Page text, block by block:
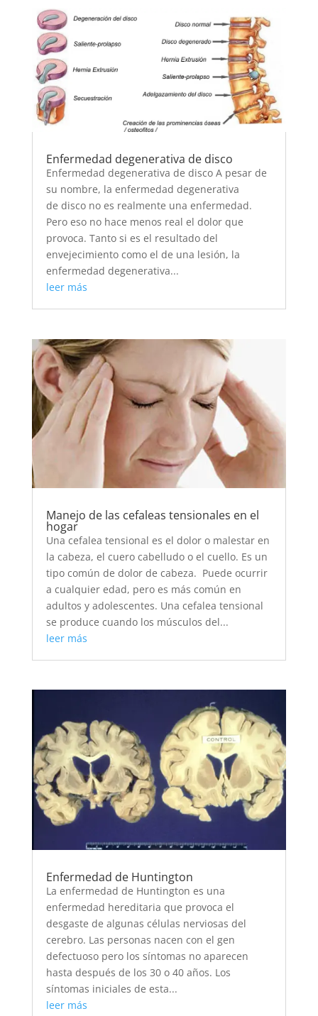
Enfermedad degenerativa de disco
Enfermedad degenerativa de disco A pesar de
su nombre, la enfermedad degenerativa
de disco no es realmente una enfermedad.
Pero eso no hace menos real el dolor que
provoca. Tanto si es el resultado del
envejecimiento como el de una lesión, la
enfermedad degenerativa...
leer más
Manejo de las cefaleas tensionales en el
hogar
Una cefalea tensional es el dolor o malestar en
la cabeza, el cuero cabelludo o el cuello. Es un
tipo común de dolor de cabeza. Puede ocurrir
a cualquier edad, pero es más común en
adultos y adolescentes. Una cefalea tensional
se produce cuando los músculos del...
leer más
Enfermedad de Huntington
La enfermedad de Huntington es una
enfermedad hereditaria que provoca el
desgaste de algunas células nerviosas del
cerebro. Las personas nacen con el gen
defectuoso pero los síntomas no aparecen
hasta después de los 30 o 40 años. Los
síntomas iniciales de esta...
leer más